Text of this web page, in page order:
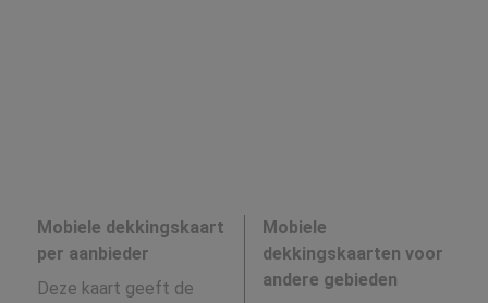
Mobiele dekkingskaart
per aanbieder
Deze kaart geeft de
Mobiele
dekkingskaarten voor
andere gebieden